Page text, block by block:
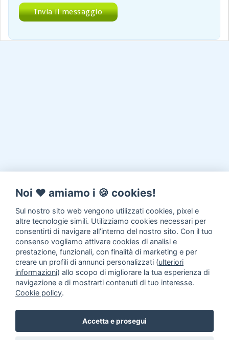
Noi ♥️ amiamo i 🍪 cookies!
Sul nostro sito web vengono utilizzati cookies, pixel e
altre tecnologie simili. Utilizziamo cookies necessari per
consentirti di navigare all’interno del nostro sito. Con il tuo
consenso vogliamo attivare cookies di analisi e
prestazione, funzionali, con finalità di marketing e per
creare un profili di annunci personalizzati (ulteriori
informazioni) allo scopo di migliorare la tua esperienza di
navigazione e di mostrarti contenuti di tuo interesse.
Cookie policy.
Accetta e prosegui